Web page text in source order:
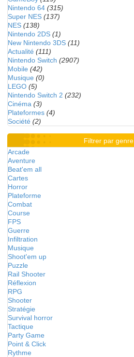
Nintendo 64 (315)
Super NES (137)
NES (138)
Nintendo 2DS (1)
New Nintendo 3DS (11)
Actualité (111)
Nintendo Switch (2907)
Mobile (42)
Musique (0)
LEGO (5)
Nintendo Switch 2 (232)
Cinéma (3)
Plateformes (4)
Société (2)
Filtrer par genre
Arcade
Aventure
Beat'em all
Cartes
Horror
Plateforme
Combat
Course
FPS
Guerre
Infiltration
Musique
Shoot'em up
Puzzle
Rail Shooter
Réflexion
RPG
Shooter
Stratégie
Survival horror
Tactique
Party Game
Point & Click
Rythme